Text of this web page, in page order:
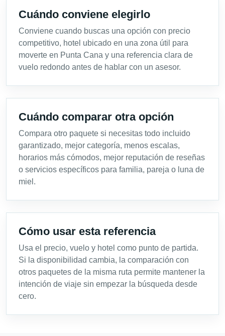
Cuándo conviene elegirlo
Conviene cuando buscas una opción con precio
competitivo, hotel ubicado en una zona útil para
moverte en Punta Cana y una referencia clara de
vuelo redondo antes de hablar con un asesor.
Cuándo comparar otra opción
Compara otro paquete si necesitas todo incluido
garantizado, mejor categoría, menos escalas,
horarios más cómodos, mejor reputación de reseñas
o servicios específicos para familia, pareja o luna de
miel.
Cómo usar esta referencia
Usa el precio, vuelo y hotel como punto de partida.
Si la disponibilidad cambia, la comparación con
otros paquetes de la misma ruta permite mantener la
intención de viaje sin empezar la búsqueda desde
cero.